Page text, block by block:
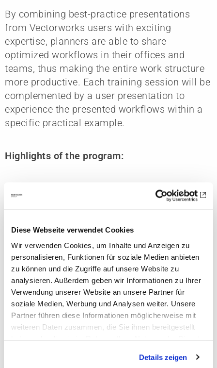
Diese Webseite verwendet Cookies
Wir verwenden Cookies, um Inhalte und Anzeigen zu
personalisieren, Funktionen für soziale Medien anbieten
zu können und die Zugriffe auf unsere Website zu
analysieren. Außerdem geben wir Informationen zu Ihrer
Verwendung unserer Website an unsere Partner für
soziale Medien, Werbung und Analysen weiter. Unsere
Partner führen diese Informationen möglicherweise mit
weiteren Daten zusammen, die Sie ihnen bereitgestellt
uns, die Cookies einzusetzen, welche unter "Details
Details zeigen
By combining best-practice presentations
from Vectorworks users with exciting
expertise, planners are able to share
optimized workflows in their offices and
teams, thus making the entire work structure
more productive. Each training session will be
complemented by a user presentation to
experience the presented workflows within a
specific practical example.
Highlights of the program:
Presentation: Sustainable planning thanks
to smart information in the BIM model
Schaumburg & Matteo Neustadt from
LH Architekten
Presentation: PANOTOOL EXPERIENCE:
Interactive communication and virtual
reality
Speakers: Dipl.-Ing. Hubertus Schäfer
from GREENBOX
Landschaftsarchitekten
mountain bike trails and roller sports